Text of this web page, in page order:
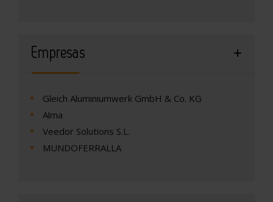
Empresas
Gleich Aluminiumwerk GmbH & Co. KG
Alma
Veedor Solutions S.L.
MUNDOFERRALLA